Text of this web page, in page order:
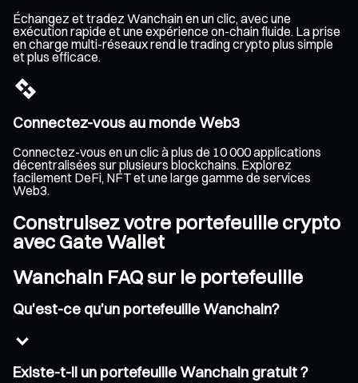
Échangez et tradez Wanchain en un clic, avec une
exécution rapide et une expérience on-chain fluide. La prise
en charge multi-réseaux rend le trading crypto plus simple
et plus efficace.
Connectez-vous au monde Web3
Connectez-vous en un clic à plus de 10 000 applications
décentralisées sur plusieurs blockchains. Explorez
facilement DeFi, NFT et une large gamme de services
Web3.
Construisez votre portefeuille crypto
avec Gate Wallet
Wanchain FAQ sur le portefeuille
Qu'est-ce qu'un portefeuille Wanchain?
Existe-t-il un portefeuille Wanchain gratuit ?